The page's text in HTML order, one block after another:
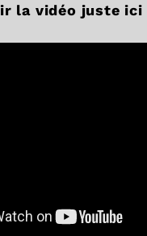
la vidéo juste ici